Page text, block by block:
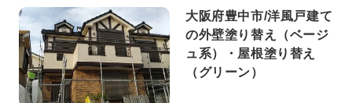
大阪府豊中市/洋風戸建て
の外壁塗り替え（ベージ
ュ系）・屋根塗り替え
（グリーン）